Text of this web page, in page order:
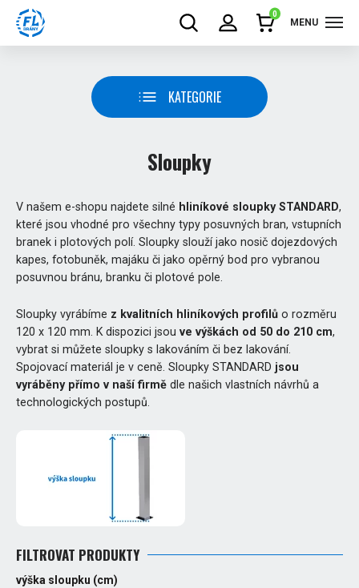
0
MENU
KATEGORIE
Sloupky
V našem e-shopu najdete silné hliníkové sloupky STANDARD,
které jsou vhodné pro všechny typy posuvných bran, vstupních
branek i plotových polí. Sloupky slouží jako nosič dojezdových
kapes, fotobuněk, majáku či jako opěrný bod pro vybranou
posuvnou bránu, branku či plotové pole.
Sloupky vyrábíme z kvalitních hliníkových profilů o rozměru
120 x 120 mm. K dispozici jsou ve výškách od 50 do 210 cm,
vybrat si můžete sloupky s lakováním či bez lakování.
Spojovací materiál je v ceně. Sloupky STANDARD jsou
vyráběny přímo v naší firmě dle našich vlastních návrhů a
technologických postupů.
FILTROVAT PRODUKTY
výška sloupku (cm)